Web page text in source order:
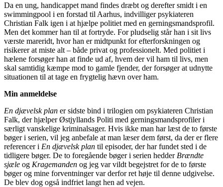
Da en ung, handicappet mand findes dræbt og derefter smidt i en
swimmingpool i en forstad til Aarhus, indvilliger psykiateren
Christian Falk igen i at hjælpe politiet med en gerningsmandsprofil.
Men det kommer han til at fortryde. For pludselig står han i sit livs
værste mareridt, hvor han er midtpunkt for efterforskningen og
risikerer at miste alt – både privat og professionelt. Med politiet i
hælene forsøger han at finde ud af, hvem der vil ham til livs, men
skal samtidig kæmpe mod to gamle fjender, der forsøger at udnytte
situationen til at tage en frygtelig hævn over ham.
Min anmeldelse
En djævelsk plan er sidste bind i trilogien om psykiateren Christian
Falk, der hjælper Østjyllands Politi med gerningsmandsprofiler i
særligt vanskelige kriminalsager. Hvis ikke man har læst de to første
bøger i serien, vil jeg anbefale at man læser dem først, da der er flere
referencer i En djævelsk plan til episoder, der har fundet sted i de
tidligere bøger. De to foregående bøger i serien hedder Brændte
sjæle og Kragemanden og jeg var vildt begejstret for de to første
bøger og mine forventninger var derfor ret høje til denne udgivelse.
De blev dog også indfriet langt hen ad vejen.